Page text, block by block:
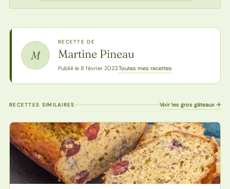
M
RECETTE DE
Martine Pineau
Publié le 8 février 2023·Toutes mes recettes
RECETTES SIMILAIRES Voir les gros gâteaux →